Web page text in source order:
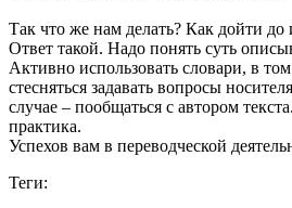
Так что же нам делать? Как дойти до
Ответ такой. Надо понять суть
Активно использовать словари, в
стесняться задавать вопросы
случае – пообщаться с автором
практика.
Успехов вам в переводческой
Теги: